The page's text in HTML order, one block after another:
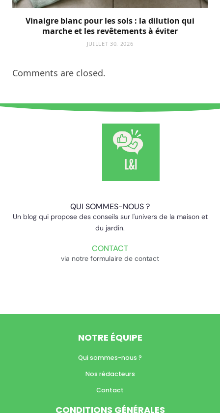
Vinaigre blanc pour les sols : la dilution qui
marche et les revêtements à éviter
JUILLET 30, 2026
Comments are closed.
QUI SOMMES-NOUS ?
Un blog qui propose des conseils sur l'univers de la maison et
du jardin.
CONTACT
via notre formulaire de contact
NOTRE ÉQUIPE
Qui sommes-nous ?
Nos rédacteurs
Contact
CONDITIONS GÉNÉRALES